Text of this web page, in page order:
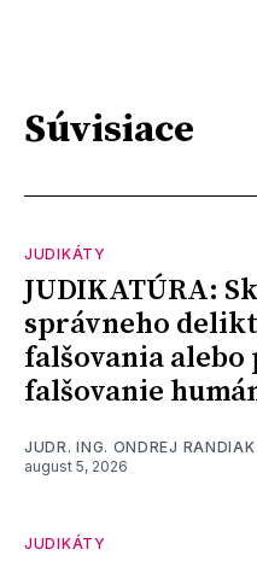
Súvisiace
JUDIKÁTY
JUDIKATÚRA:
správneho
falšovania alebo
falšovanie
JUDR. ING. ONDREJ RANDIAK
august 5, 2026
JUDIKÁTY